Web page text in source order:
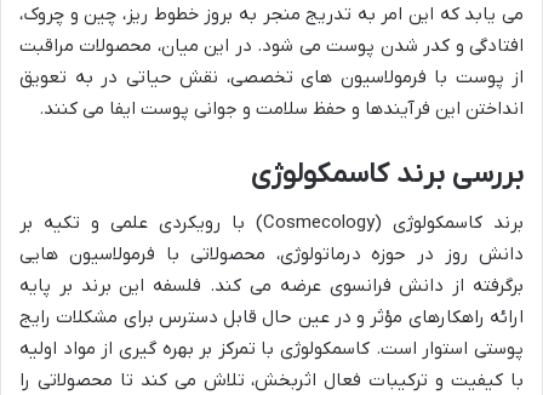
می یابد که این امر به تدریج منجر به بروز خطوط ریز، چین و چروک،
افتادگی و کدر شدن پوست می شود. در این میان، محصولات مراقبت
از پوست با فرمولاسیون های تخصصی، نقش حیاتی در به تعویق
انداختن این فرآیندها و حفظ سلامت و جوانی پوست ایفا می کنند.
بررسی برند کاسمکولوژی
برند کاسمکولوژی (Cosmecology) با رویکردی علمی و تکیه بر
دانش روز در حوزه درماتولوژی، محصولاتی با فرمولاسیون هایی
برگرفته از دانش فرانسوی عرضه می کند. فلسفه این برند بر پایه
ارائه راهکارهای مؤثر و در عین حال قابل دسترس برای مشکلات رایج
پوستی استوار است. کاسمکولوژی با تمرکز بر بهره گیری از مواد اولیه
با کیفیت و ترکیبات فعال اثربخش، تلاش می کند تا محصولاتی را